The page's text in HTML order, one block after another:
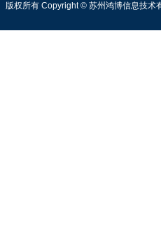
版权所有 Copyright © 苏州鸿博信息技术